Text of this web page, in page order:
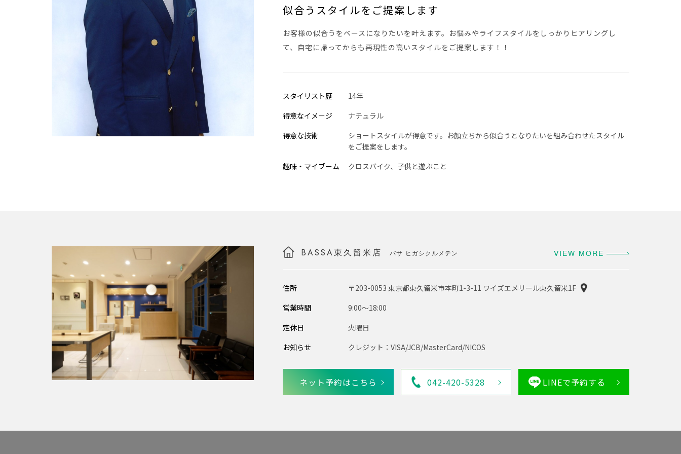
似合うスタイルをご提案します
お客様の似合うをベースになりたいを叶えます。お悩みやライフスタイルをしっかりヒアリングし
て、自宅に帰ってからも再現性の高いスタイルをご提案します！！
スタイリスト歴
14年
得意なイメージ
ナチュラル
得意な技術
ショートスタイルが得意です。お顔立ちから似合うとなりたいを組み合わせたスタイル
をご提案をします。
趣味・マイブーム
クロスバイク、子供と遊ぶこと
BASSA東久留米店 バサ ヒガシクルメテン VIEW MORE
住所
〒203-0053 東京都東久留米市本町1-3-11 ワイズエメリール東久留米1F
営業時間
9:00〜18:00
定休日
火曜日
お知らせ
クレジット：VISA/JCB/MasterCard/NICOS
ネット予約はこちら 042-420-5328 LINEで予約する